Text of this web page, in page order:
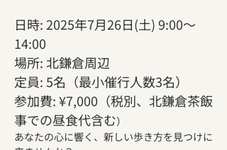
日時: 2025年7月26日(土) 9:00〜
14:00
場所: 北鎌倉周辺
定員: 5名（最小催行人数3名）
参加費: ¥7,000（税別、北鎌倉茶飯
事での昼食代含む）
あなたの心に響く、新しい歩き方を見つけに